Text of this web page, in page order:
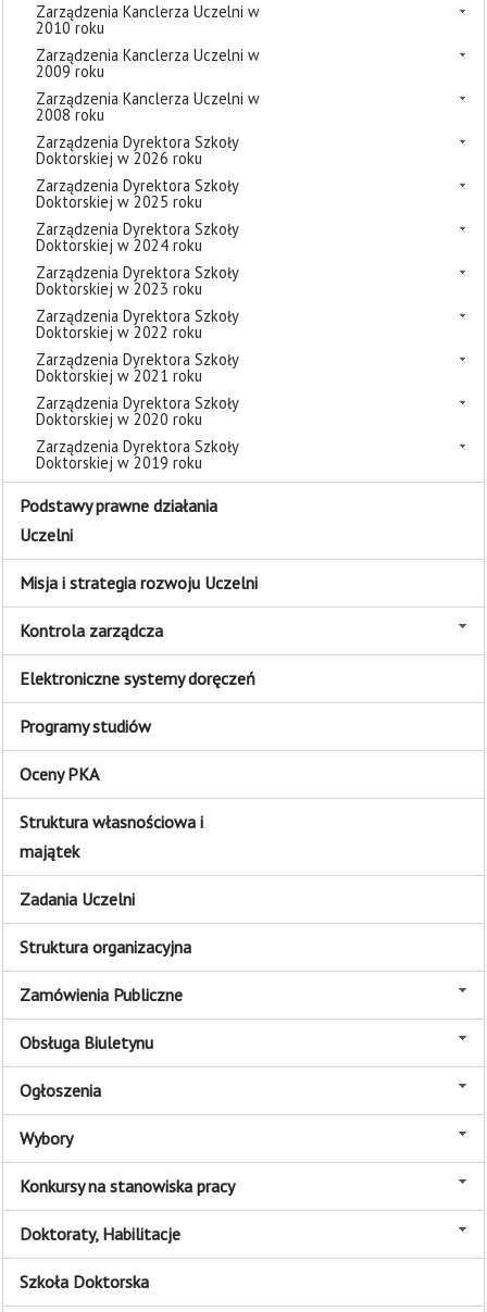
Zarządzenia Kanclerza Uczelni w
2010 roku
Zarządzenia Kanclerza Uczelni w
2009 roku
Zarządzenia Kanclerza Uczelni w
2008 roku
Zarządzenia Dyrektora Szkoły
Doktorskiej w 2026 roku
Zarządzenia Dyrektora Szkoły
Doktorskiej w 2025 roku
Zarządzenia Dyrektora Szkoły
Doktorskiej w 2024 roku
Zarządzenia Dyrektora Szkoły
Doktorskiej w 2023 roku
Zarządzenia Dyrektora Szkoły
Doktorskiej w 2022 roku
Zarządzenia Dyrektora Szkoły
Doktorskiej w 2021 roku
Zarządzenia Dyrektora Szkoły
Doktorskiej w 2020 roku
Zarządzenia Dyrektora Szkoły
Doktorskiej w 2019 roku
Podstawy prawne działania
Uczelni
Misja i strategia rozwoju Uczelni
Kontrola zarządcza
Elektroniczne systemy doręczeń
Programy studiów
Oceny PKA
Struktura własnościowa i
majątek
Zadania Uczelni
Struktura organizacyjna
Zamówienia Publiczne
Obsługa Biuletynu
Ogłoszenia
Wybory
Konkursy na stanowiska pracy
Doktoraty, Habilitacje
Szkoła Doktorska